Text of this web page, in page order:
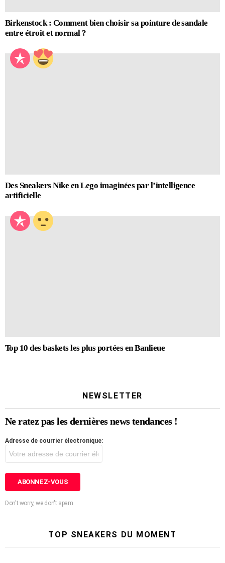
Birkenstock : Comment bien choisir sa pointure de sandale
entre étroit et normal ?
Des Sneakers Nike en Lego imaginées par l’intelligence
artificielle
Top 10 des baskets les plus portées en Banlieue
NEWSLETTER
Ne ratez pas les dernières news tendances !
Adresse de courrier électronique:
Don't worry, we don't spam
TOP SNEAKERS DU MOMENT